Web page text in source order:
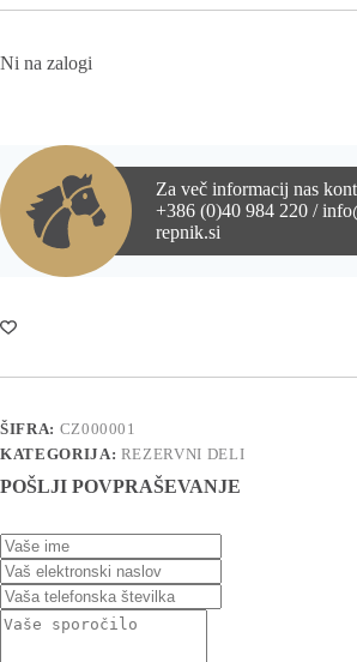
Ni na zalogi
Za več informacij nas
+386 (0)40 984 220 /
repnik.si
ŠIFRA: CZ000001
KATEGORIJA: REZERVNI DELI
POŠLJI POVPRAŠEVANJE